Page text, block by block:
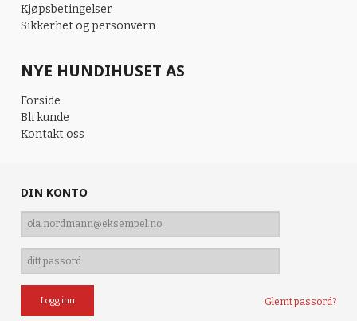
Kjøpsbetingelser
Sikkerhet og personvern
NYE HUNDIHUSET AS
Forside
Bli kunde
Kontakt oss
DIN KONTO
Glemt passord?